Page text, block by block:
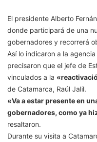
El presidente Alberto
donde participará de una
gobernadores y recorrerá
Así lo indicaron a la
precisaron que el jefe de
vinculados a la
de Catamarca, Raúl Jalil.
«Va a estar presente en
gobernadores, como ya
resaltaron.
Durante su visita a